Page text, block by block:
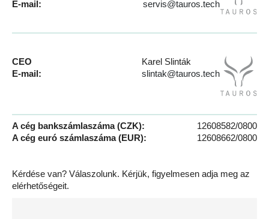
E-mail:
servis@tauros.tech
CEO
Karel Slinták
E-mail:
slintak@tauros.tech
A cég bankszámlaszáma (CZK):
12608582/0800
A cég euró számlaszáma (EUR):
12608662/0800
Kérdése van? Válaszolunk. Kérjük, figyelmesen adja meg az
elérhetőségeit.
u